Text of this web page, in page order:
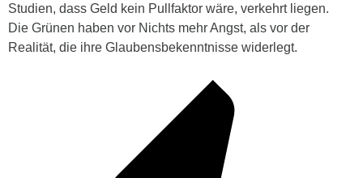
Studien, dass Geld kein Pullfaktor wäre, verkehrt liegen.
Die Grünen haben vor Nichts mehr Angst, als vor der
Realität, die ihre Glaubensbekenntnisse widerlegt.